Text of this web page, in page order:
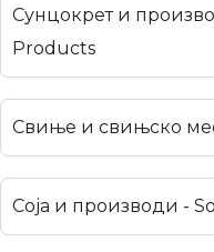
Сунцокрет и
Products
Свиње и свињско
Соја и производи -